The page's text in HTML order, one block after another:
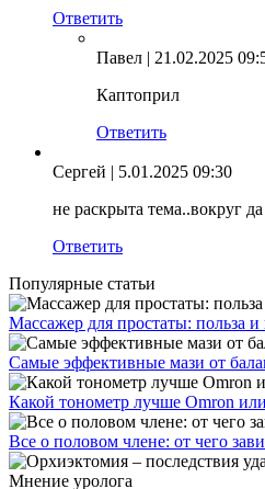
Ответить
Павел | 21.02.2025
Каптоприл
Ответить
Сергей | 5.01.2025 09:30
не раскрыта тема..вокруг
Ответить
Популярные статьи
Массажер для простаты: польза
Самые эффективные мази от
Какой тонометр лучше Omron
Все о половом члене: от чего